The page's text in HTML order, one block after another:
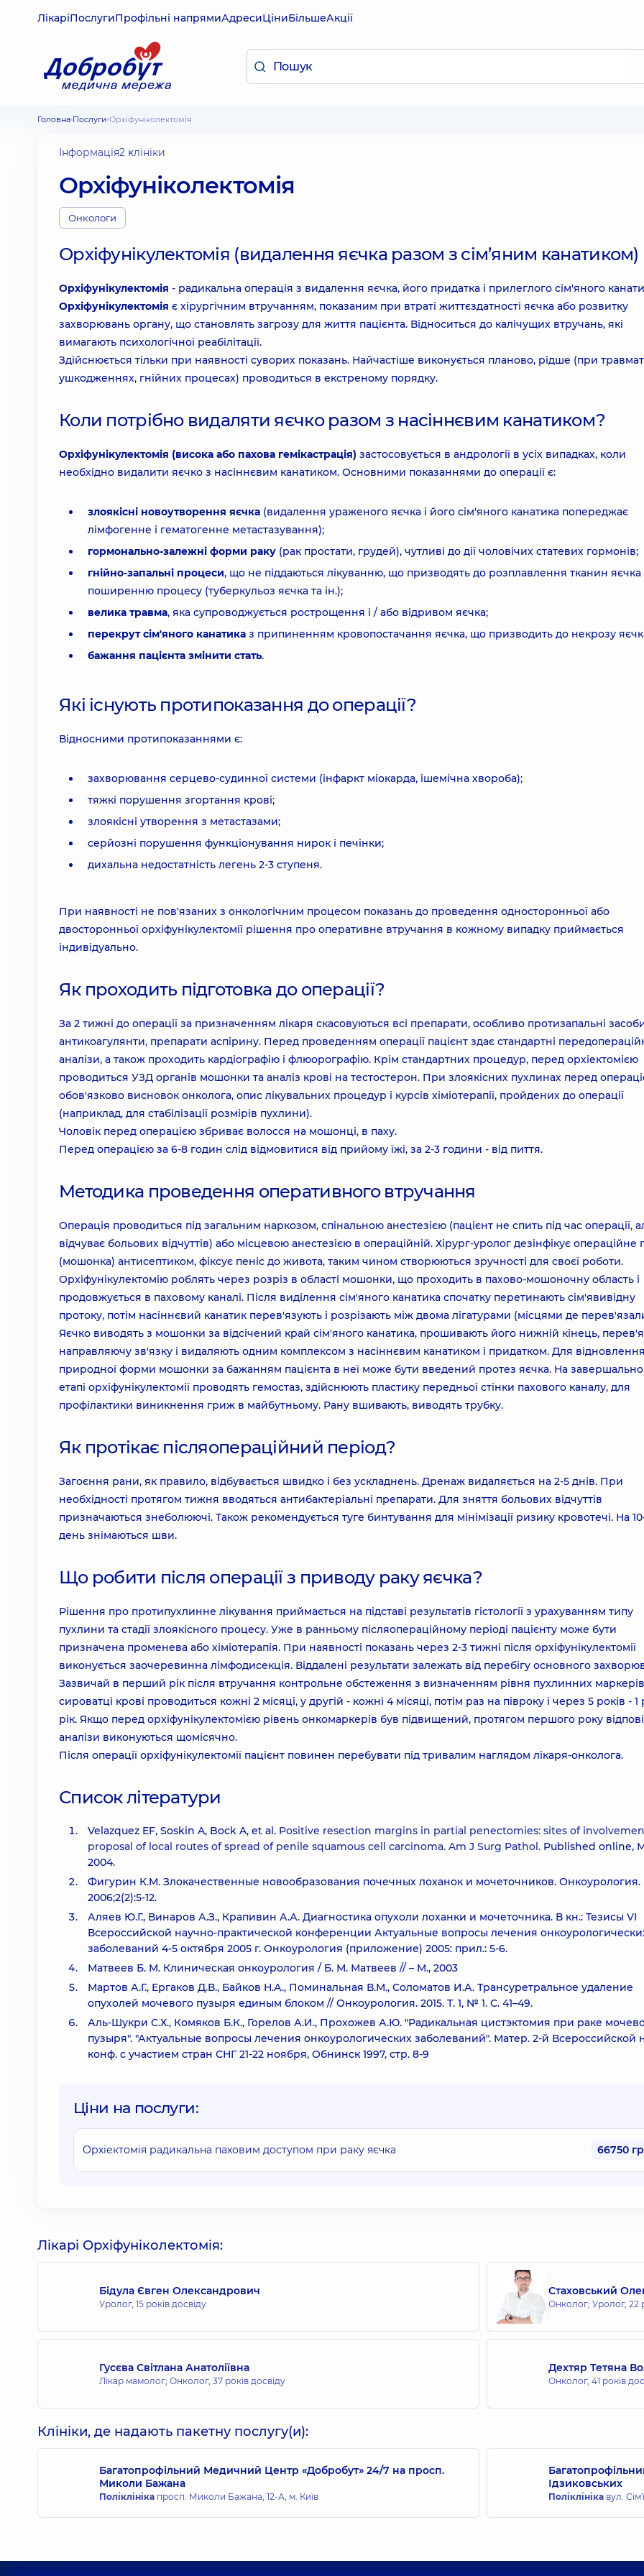
ЛікаріПослугиПрофільні напрямиАдресиЦіниБільшеАкції
Головна Послуги Орхіфуніколектомія
Інформація2 клініки
Орхіфуніколектомія
Онкологи
Орхіфунікулектомія (видалення яєчка разом з сім’яним канатиком)
Орхіфунікулектомія - радикальна операція з видалення яєчка, його придатка і прилеглого сім'яного
Орхіфунікулектомія є хірургічним втручанням, показаним при втраті життєздатності яєчка або розвитку
захворювань органу, що становлять загрозу для життя пацієнта. Відноситься до калічущих втручань, які
вимагають психологічної реабілітації.
Здійснюється тільки при наявності суворих показань. Найчастіше виконується планово, рідше (при
ушкодженнях, гнійних процесах) проводиться в екстреному порядку.
Коли потрібно видаляти яєчко разом з насіннєвим канатиком?
Орхіфунікулектомія (висока або пахова гемікастрація) застосовується в андрології в усіх випадках, коли
необхідно видалити яєчко з насіннєвим канатиком. Основними показаннями до операції є:
злоякісні новоутворення яєчка (видалення ураженого яєчка і його сім'яного канатика попереджає
лімфогенне і гематогенне метастазування);
гормонально-залежні форми раку (рак простати, грудей), чутливі до дії чоловічих статевих гормонів;
гнійно-запальні процеси, що не піддаються лікуванню, що призводять до розплавлення тканин яєчка
поширенню процесу (туберкульоз яєчка та ін.);
велика травма, яка супроводжується рострощення і / або відривом яєчка;
перекрут сім'яного канатика з припиненням кровопостачання яєчка, що призводить до некрозу
бажання пацієнта змінити стать.
Які існують протипоказання до операції?
Відносними протипоказаннями є:
захворювання серцево-судинної системи (інфаркт міокарда, ішемічна хвороба);
тяжкі порушення згортання крові;
злоякісні утворення з метастазами;
серйозні порушення функціонування нирок і печінки;
дихальна недостатність легень 2-3 ступеня.
При наявності не пов'язаних з онкологічним процесом показань до проведення односторонньої або
двосторонньої орхіфунікулектомії рішення про оперативне втручання в кожному випадку приймається
індивідуально.
Як проходить підготовка до операції?
За 2 тижні до операції за призначенням лікаря скасовуються всі препарати, особливо протизапальні
антикоагулянти, препарати аспірину. Перед проведенням операції пацієнт здає стандартні
аналізи, а також проходить кардіографію і флюорографію. Крім стандартних процедур, перед орхіектомією
проводиться УЗД органів мошонки та аналіз крові на тестостерон. При злоякісних пухлинах перед
обов'язково висновок онколога, опис лікувальних процедур і курсів хіміотерапії, пройдених до операції
(наприклад, для стабілізації розмірів пухлини).
Чоловік перед операцією збриває волосся на мошонці, в паху.
Перед операцією за 6-8 годин слід відмовитися від прийому їжі, за 2-3 години - від пиття.
Методика проведення оперативного втручання
Операція проводиться під загальним наркозом, спінальною анестезією (пацієнт не спить під час операції,
відчуває больових відчуттів) або місцевою анестезією в операційній. Хірург-уролог дезінфікує операційне
(мошонка) антисептиком, фіксує пеніс до живота, таким чином створюються зручності для своєї роботи.
Орхіфунікулектомію роблять через розріз в області мошонки, що проходить в пахово-мошоночну область і
продовжується в паховому каналі. Після виділення сім'яного канатика спочатку перетинають сім'явивідну
протоку, потім насіннєвий канатик перев'язують і розрізають між двома лігатурами (місцями де
Яєчко виводять з мошонки за відсічений край сім'яного канатика, прошивають його нижній кінець,
направляючу зв'язку і видаляють одним комплексом з насіннєвим канатиком і придатком. Для відновлення
природної форми мошонки за бажанням пацієнта в неї може бути введений протез яєчка. На
етапі орхіфунікулектомії проводять гемостаз, здійснюють пластику передньої стінки пахового каналу, для
профілактики виникнення гриж в майбутньому. Рану вшивають, виводять трубку.
Як протікає післяопераційний період?
Загоєння рани, як правило, відбувається швидко і без ускладнень. Дренаж видаляється на 2-5 днів. При
необхідності протягом тижня вводяться антибактеріальні препарати. Для зняття больових відчуттів
призначаються знеболюючі. Також рекомендується туге бинтування для мінімізації ризику кровотечі. На
день знімаються шви.
Що робити після операції з приводу раку яєчка?
Рішення про протипухлинне лікування приймається на підставі результатів гістології з урахуванням типу
пухлини та стадії злоякісного процесу. Уже в ранньому післяопераційному періоді пацієнту може бути
призначена променева або хіміотерапія. При наявності показань через 2-3 тижні після орхіфунікулектомії
виконується заочеревинна лімфодисекція. Віддалені результати залежать від перебігу основного
Зазвичай в перший рік після втручання контрольне обстеження з визначенням рівня пухлинних
сироватці крові проводиться кожні 2 місяці, у другій - кожні 4 місяці, потім раз на півроку і через 5 років - 1
рік. Якщо перед орхіфунікулектомією рівень онкомаркерів був підвищений, протягом першого року
аналізи виконуються щомісячно.
Після операції орхіфунікулектомії пацієнт повинен перебувати під тривалим наглядом лікаря-онколога.
Список літератури
Velazquez EF, Soskin A, Bock A, et al. Positive resection margins in partial penectomies: sites of
proposal of local routes of spread of penile squamous cell carcinoma. Am J Surg Pathol. Published online,
2004.
Фигурин К.М. Злокачественные новообразования почечных лоханок и мочеточников. Онкоурология.
2006;2(2):5-12.
Аляев Ю.Г., Винаров А.З., Крапивин А.А. Диагностика опухоли лоханки и мочеточника. В кн.: Тезисы VI
Всероссийской научно-практической конференции Актуальные вопросы лечения
заболеваний 4-5 октября 2005 г. Онкоурология (приложение) 2005: прил.: 5-6.
Матвеев Б. М. Клиническая онкоурология / Б. М. Матвеев // – М., 2003
Мартов А.Г., Ергаков Д.В., Байков Н.А., Поминальная В.М., Соломатов И.А. Трансуретральное удаление
опухолей мочевого пузыря единым блоком // Онкоурология. 2015. Т. 1, № 1. С. 41–49.
Аль-Шукри С.Х., Комяков Б.К., Горелов А.И., Прохожев А.Ю. "Радикальная цистэктомия при раке
пузыря". "Актуальные вопросы лечения онкоурологических заболеваний". Матер. 2-й Всероссийской
конф. с участием стран СНГ 21-22 ноября, Обнинск 1997, стр. 8-9
Ціни на послуги:
Орхіектомія радикальна паховим доступом при раку яєчка 66750
Лікарі Орхіфуніколектомія:
Бідула Євген Олександрович
Уролог, 15 років досвіду
Стаховський
Онколог; Уролог, 22
Гусєва Світлана Анатоліївна
Лікар мамолог; Онколог, 37 років досвіду
Дехтяр Тетяна
Онколог, 41 років
Клініки, де надають пакетну послугу(и):
Багатопрофільний Медичний Центр «Добробут» 24/7 на просп.
Миколи Бажана
Поліклініка просп. Миколи Бажана, 12-А, м. Київ
Ідзиковських
Поліклініка вул.